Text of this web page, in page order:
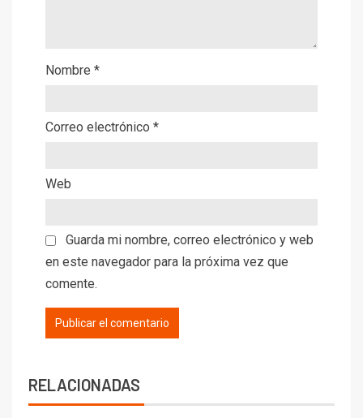
Nombre *
Correo electrónico *
Web
Guarda mi nombre, correo electrónico y web
en este navegador para la próxima vez que
comente.
RELACIONADAS